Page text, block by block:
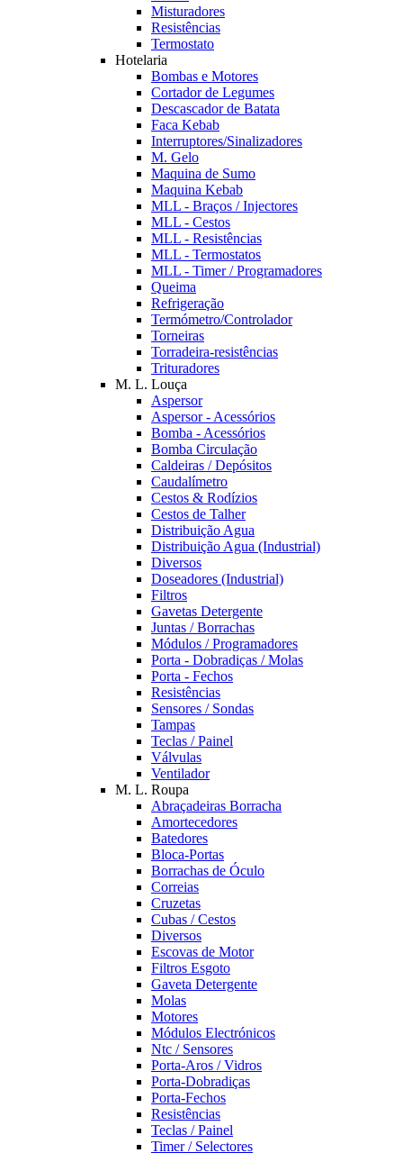
Misturadores
Resistências
Termostato
Hotelaria
Bombas e Motores
Cortador de Legumes
Descascador de Batata
Faca Kebab
Interruptores/Sinalizadores
M. Gelo
Maquina de Sumo
Maquina Kebab
MLL - Braços / Injectores
MLL - Cestos
MLL - Resistências
MLL - Termostatos
MLL - Timer / Programadores
Queima
Refrigeração
Termómetro/Controlador
Torneiras
Torradeira-resistências
Trituradores
M. L. Louça
Aspersor
Aspersor - Acessórios
Bomba - Acessórios
Bomba Circulação
Caldeiras / Depósitos
Caudalímetro
Cestos & Rodízios
Cestos de Talher
Distribuição Agua
Distribuição Agua (Industrial)
Diversos
Doseadores (Industrial)
Filtros
Gavetas Detergente
Juntas / Borrachas
Módulos / Programadores
Porta - Dobradiças / Molas
Porta - Fechos
Resistências
Sensores / Sondas
Tampas
Teclas / Painel
Válvulas
Ventilador
M. L. Roupa
Abraçadeiras Borracha
Amortecedores
Batedores
Bloca-Portas
Borrachas de Óculo
Correias
Cruzetas
Cubas / Cestos
Diversos
Escovas de Motor
Filtros Esgoto
Gaveta Detergente
Molas
Motores
Módulos Electrónicos
Ntc / Sensores
Porta-Aros / Vidros
Porta-Dobradiças
Porta-Fechos
Resistências
Teclas / Painel
Timer / Selectores